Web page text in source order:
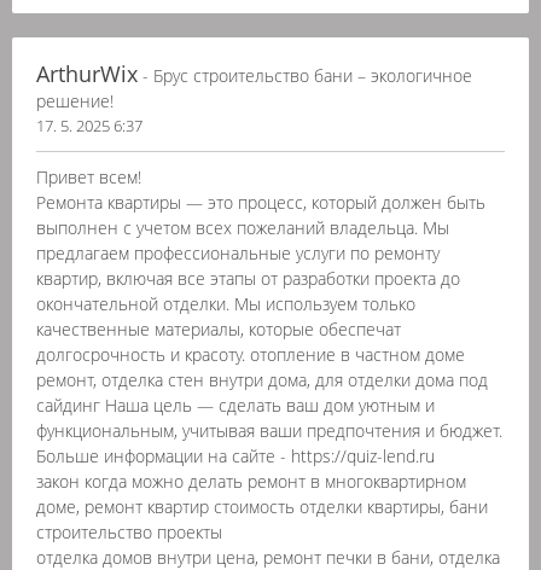
ArthurWix - Брус строительство бани – экологичное
решение!
17. 5. 2025 6:37
Привет всем!
Ремонта квартиры — это процесс, который должен быть
выполнен с учетом всех пожеланий владельца. Мы
предлагаем профессиональные услуги по ремонту
квартир, включая все этапы от разработки проекта до
окончательной отделки. Мы используем только
качественные материалы, которые обеспечат
долгосрочность и красоту. отопление в частном доме
ремонт, отделка стен внутри дома, для отделки дома под
сайдинг Наша цель — сделать ваш дом уютным и
функциональным, учитывая ваши предпочтения и бюджет.
Больше информации на сайте - https://quiz-lend.ru
закон когда можно делать ремонт в многоквартирном
доме, ремонт квартир стоимость отделки квартиры, бани
строительство проекты
отделка домов внутри цена, ремонт печки в бани, отделка